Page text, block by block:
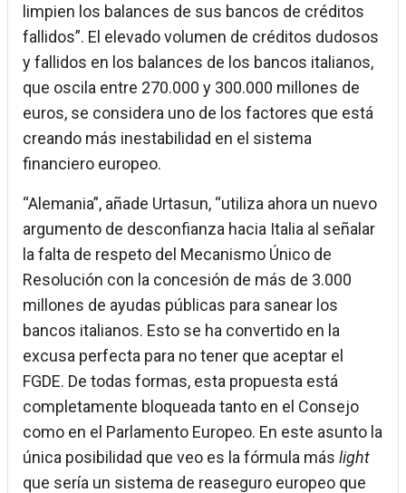
limpien los balances de sus bancos de créditos
fallidos”. El elevado volumen de créditos dudosos
y fallidos en los balances de los bancos italianos,
que oscila entre 270.000 y 300.000 millones de
euros, se considera uno de los factores que está
creando más inestabilidad en el sistema
financiero europeo.
“Alemania”, añade Urtasun, “utiliza ahora un nuevo
argumento de desconfianza hacia Italia al señalar
la falta de respeto del Mecanismo Único de
Resolución con la concesión de más de 3.000
millones de ayudas públicas para sanear los
bancos italianos. Esto se ha convertido en la
excusa perfecta para no tener que aceptar el
FGDE. De todas formas, esta propuesta está
completamente bloqueada tanto en el Consejo
como en el Parlamento Europeo. En este asunto la
única posibilidad que veo es la fórmula más light
que sería un sistema de reaseguro europeo que